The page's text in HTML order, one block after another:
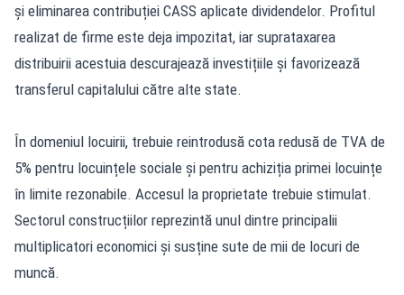
și eliminarea contribuției CASS aplicate dividendelor. Profitul
realizat de firme este deja impozitat, iar suprataxarea
distribuirii acestuia descurajează investițiile și favorizează
transferul capitalului către alte state.
În domeniul locuirii, trebuie reintrodusă cota redusă de TVA de
5% pentru locuințele sociale și pentru achiziția primei locuințe
în limite rezonabile. Accesul la proprietate trebuie stimulat.
Sectorul construcțiilor reprezintă unul dintre principalii
multiplicatori economici și susține sute de mii de locuri de
muncă.